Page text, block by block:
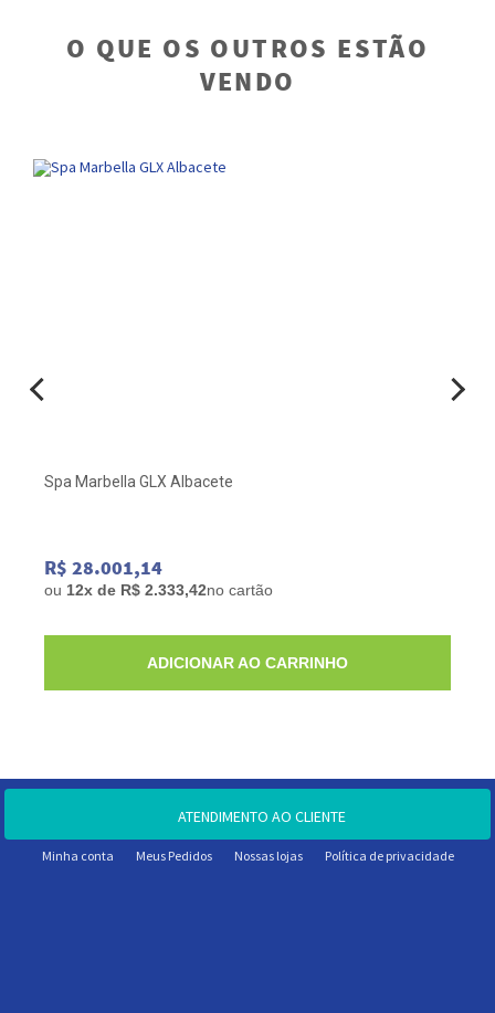
O QUE OS OUTROS ESTÃO
VENDO
Spa Marbella GLX Albacete
R$ 28.001,14
ou 12x de R$ 2.333,42no cartão
ADICIONAR AO CARRINHO
ATENDIMENTO AO CLIENTE
Minha conta Meus Pedidos Nossas lojas Política de privacidade